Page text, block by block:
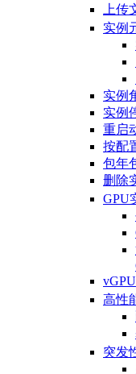
上传
实例
实例
实例
重启
按配
包年
删除
GPU
高性
突发